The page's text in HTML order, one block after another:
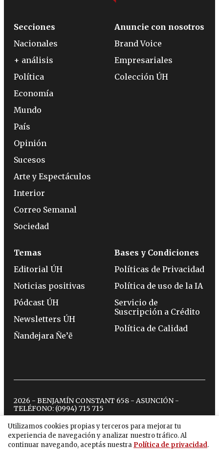
Utilizamos cookies propias y terceros para mejorar tu
experiencia de navegación y analizar nuestro tráfico. Al
continuar navegando, aceptás nuestra Política de privacidad.
Secciones
Nacionales
+ análisis
Política
Economía
Mundo
País
Opinión
Sucesos
Arte y Espectáculos
Interior
Correo Semanal
Sociedad
Anuncie con nosotros
Brand Voice
Empresariales
Colección ÚH
Temas
Editorial ÚH
Noticias positivas
Pódcast ÚH
Newsletters ÚH
Ñandejara Ñe’ẽ
Bases y Condiciones
Políticas de Privacidad
Política de uso de la IA
Servicio de
Suscripción a Crédito
Política de Calidad
2026 - BENJAMÍN CONSTANT 658 - ASUNCIÓN -
TELÉFONO: (0994) 715 715
twitterinstagram
facebook
tiktokyoutubespotify